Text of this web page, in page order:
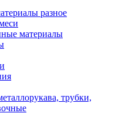
разное
материалы
трубки,